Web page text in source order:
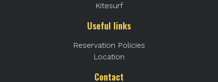
Kitesurf
Useful links
Reservation Policies
Location
Contact